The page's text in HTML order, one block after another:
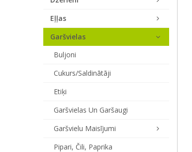
Eļļas
Garšvielas
Buljoni
Cukurs/saldinātāji
Etiķi
Garšvielas Un Garšaugi
Garšvielu Maisījumi
Pipari, Čili, Paprika